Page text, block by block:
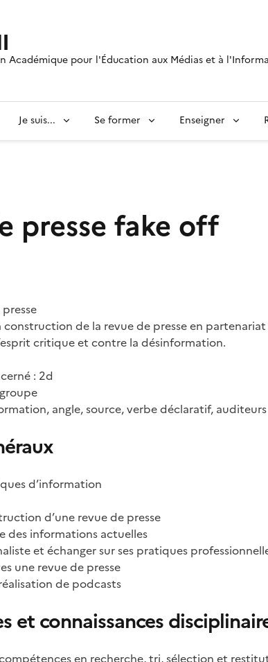
Académique pour l'Éducation aux Médias et à
Je suis... Se former Enseigner
presse fake off
de la revue de presse en
critique et contre la désinformation.
: 2d
angle, source, verbe déclaratif, auditeurs
d’information
d’une revue de presse
des informations actuelles
et échanger sur ses pratiques
une revue de presse
de podcasts
et connaissances